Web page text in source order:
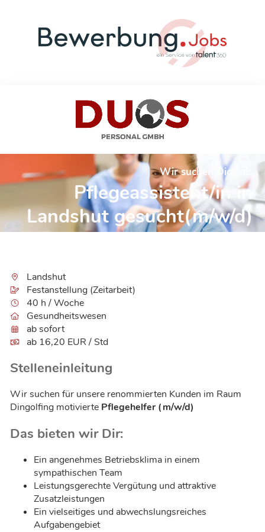
Wir suchen Dich als
Pflegeassistent/in in
Landshut gesucht(m/w/d)
Landshut
Festanstellung (Zeitarbeit)
40 h / Woche
Gesundheitswesen
ab sofort
ab 16,20 EUR / Std
Stelleneinleitung
Wir suchen für unsere renommierten Kunden im Raum
Dingolfing motivierte Pflegehelfer (m/w/d)
Das bieten wir Dir:
Ein angenehmes Betriebsklima in einem
sympathischen Team
Leistungsgerechte Vergütung und attraktive
Zusatzleistungen
Ein vielseitiges und abwechslungsreiches
Aufgabengebiet